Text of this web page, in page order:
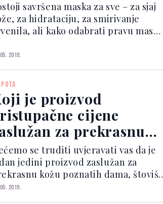
savršena maska za sve – za sjaj
za hidrataciju, za smirivanje
ali kako odabrati pravu masku
univerzalan odgovor ne
jer svaki tip koži drugačije
a bitno j...
2019.
je proizvod
cijene
za prekrasnu
Kim Kardashian?
se truditi uvjeravati vas da je
jedini proizvod zaslužan za
kožu poznatih dama, štoviše
smo svjesni da iza toga stoji čitav niz
2019.